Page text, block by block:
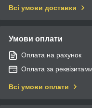
Всі умови доставки
Умови оплати
Оплата на рахунок
Оплата за реквізитами
Всі умови оплати